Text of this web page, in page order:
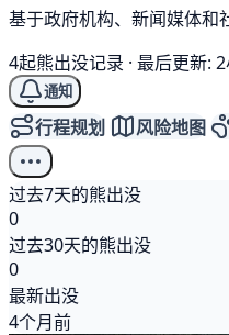
基于政府机构、新闻媒体和
4起熊出没记录 · 最后更新:
通知
行程规划 风险地图
过去7天的熊出没
0
过去30天的熊出没
0
最新出没
4个月前